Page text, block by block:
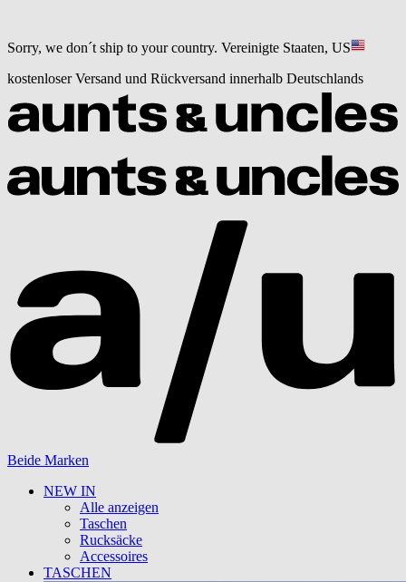
Sorry, we don´t ship to your country. Vereinigte Staaten, US
kostenloser Versand und Rückversand innerhalb Deutschlands
Beide Marken
NEW IN
Alle anzeigen
Taschen
Rucksäcke
Accessoires
TASCHEN